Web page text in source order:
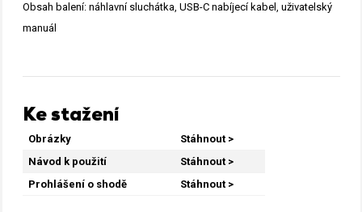
Obsah balení: náhlavní sluchátka, USB-C nabíjecí kabel, uživatelský
manuál
Ke stažení
Obrázky
Stáhnout >
Návod k použití
Stáhnout >
Prohlášení o shodě
Stáhnout >